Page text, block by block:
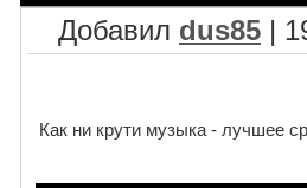
Добавил dus85 |
Как ни крути музыка - лучшее